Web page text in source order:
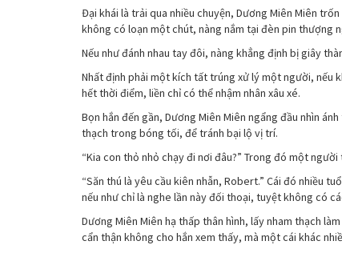
thông
kỹ
–
Ch
227
Đại khái là trải qua nhiều chuyện, Dương Miên Miên
không có loạn một chút, nàng nắm tại đèn pin thượng
Nếu như đánh nhau tay đôi, nàng khẳng định bị giây
Nhất định phải một kích tất trúng xử lý một người, nếu
hết thời điểm, liền chỉ có thể nhậm nhân xâu xé.
Bọn hắn đến gần, Dương Miên Miên ngẩng đầu nhìn
thạch trong bóng tối, để tránh bại lộ vị trí.
“Kia con thỏ nhỏ chạy đi nơi đâu?” Trong đó một
“Săn thú là yêu cầu kiên nhẫn, Robert.” Cái đó nhiều
nếu như chỉ là nghe lần này đối thoại, tuyệt không có
Dương Miên Miên hạ thấp thân hình, lấy nham thạch
cẩn thận không cho hắn xem thấy, mà một cái khác